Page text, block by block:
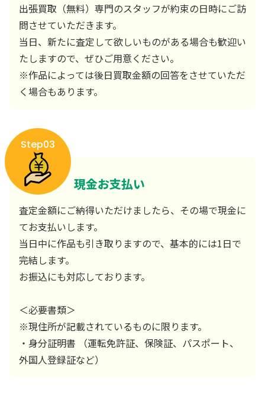
出張買取（無料）専門のスタッフが約束の日時にご訪
問させていただきます。
当日、新たに査定して欲しいものがある場合も歓迎い
たしますので、ぜひご用意ください。
※作品によっては後日買取金額の回答をさせていただ
く場合もあります。
Step03
現金お支払い
査定金額にご納得いただけましたら、その場で現金に
てお支払いします。
当日中に作品も引き取りますので、基本的には1日で
完結します。
お振込にも対応しております。
＜必要書類＞
※現住所が記載されているものに限ります。
・身分証明書 （運転免許証、保険証、パスポート、
外国人登録証など）